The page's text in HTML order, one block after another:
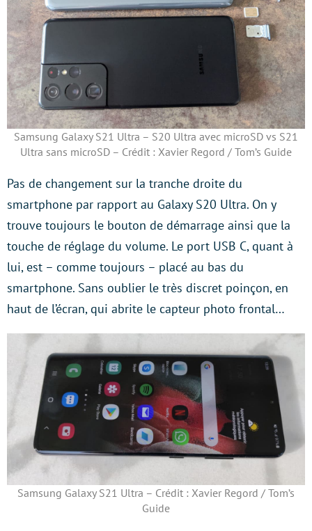
Samsung Galaxy S21 Ultra – S20 Ultra avec microSD vs S21
Ultra sans microSD – Crédit : Xavier Regord / Tom’s Guide
Pas de changement sur la tranche droite du
smartphone par rapport au Galaxy S20 Ultra. On y
trouve toujours le bouton de démarrage ainsi que la
touche de réglage du volume. Le port USB C, quant à
lui, est – comme toujours – placé au bas du
smartphone. Sans oublier le très discret poinçon, en
haut de l’écran, qui abrite le capteur photo frontal…
Samsung Galaxy S21 Ultra – Crédit : Xavier Regord / Tom’s
Guide